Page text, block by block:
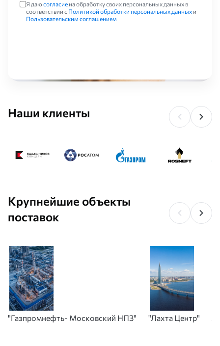
Я даюсогласие на обработку своих персональных данных в
соответствии с Политикой обработки персональных данных и
Пользовательским соглашением
Наши клиенты
Крупнейшие объекты
поставок
"Газпромнефть- Московский НПЗ" "Лахта Центр"